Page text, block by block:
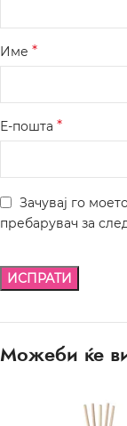
Име *
Е-пошта *
Зачувај го
пребарувач за
Можеби ќе